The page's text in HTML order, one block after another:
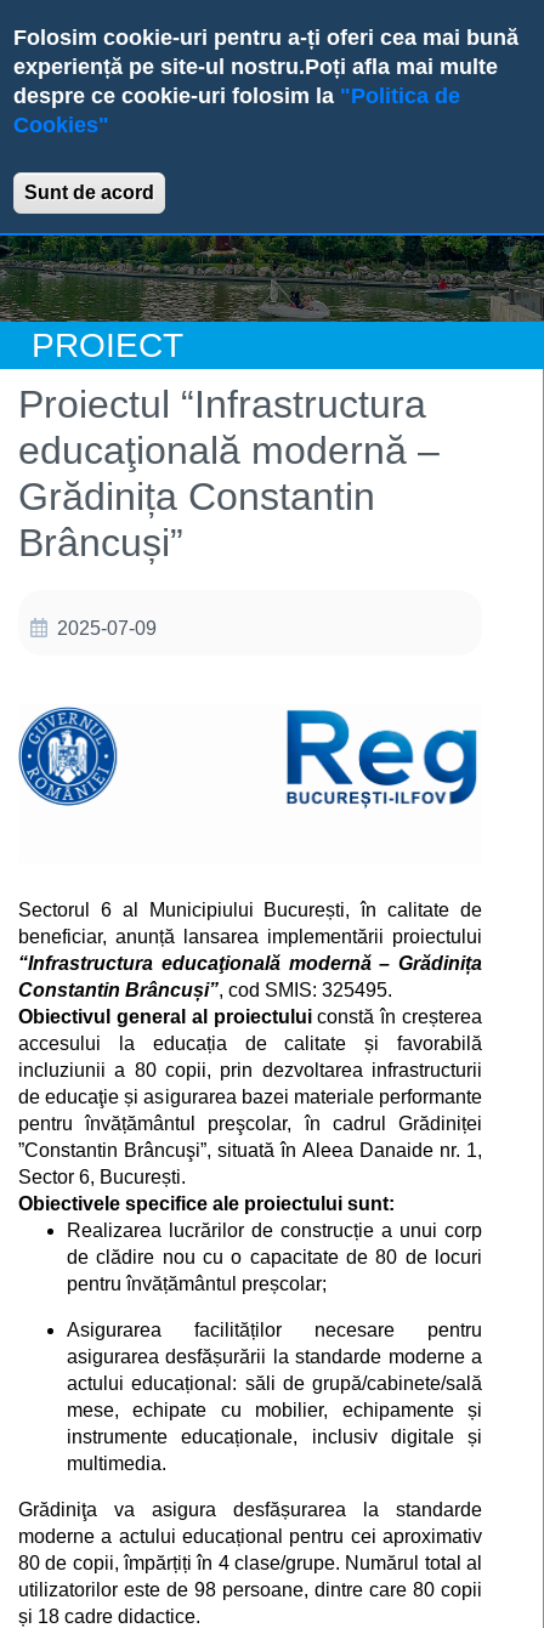
Folosim cookie-uri pentru a-ți oferi cea mai bună
experiență pe site-ul nostru.Poți afla mai multe
despre ce cookie-uri folosim la "Politica de
Cookies"
Sunt de acord
to
main
content
Primăria sectorului 6
PROIECT
Proiectul “Infrastructura
educaţională modernă –
Grădinița Constantin
Brâncuși”
2025-07-09
Sectorul 6 al Municipiului București, în calitate de
beneficiar, anunță lansarea implementării proiectului
“Infrastructura educaţională modernă – Grădinița
Constantin Brâncuși”, cod SMIS: 325495.
Obiectivul general al proiectuluiconstă în creșterea
accesului la educația de calitate și favorabilă
incluziunii a 80 copii, prin dezvoltarea infrastructurii
de educaţie și asigurarea bazei materiale performante
pentru învățământul preşcolar, în cadrul Grădiniței
”Constantin Brâncuşi”, situată în Aleea Danaide nr. 1,
Sector 6, București.
Obiectivele specifice ale proiectului sunt:
Realizarea lucrărilor de construcție a unui corp
de clădire nou cu o capacitate de 80 de locuri
pentru învățământul preșcolar;
Asigurarea facilităților necesare pentru
asigurarea desfășurării la standarde moderne a
actului educațional: săli de grupă/cabinete/sală
mese, echipate cu mobilier, echipamente și
instrumente educaționale, inclusiv digitale și
multimedia.
Grădiniţa va asigura desfășurarea la standarde
moderne a actului educațional pentru cei aproximativ
80 de copii, împărțiți în 4 clase/grupe. Numărul total al
utilizatorilor este de 98 persoane, dintre care 80 copii
și 18 cadre didactice.